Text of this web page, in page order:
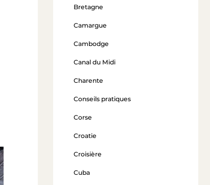
Bretagne
Camargue
Cambodge
Canal du Midi
Charente
Conseils pratiques
Corse
Croatie
Croisière
Cuba